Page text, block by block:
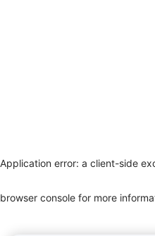
Application error: a client-side
browser console for more